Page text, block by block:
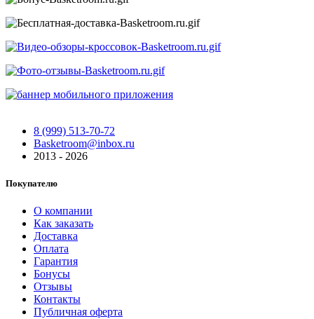
8 (999) 513-70-72
Basketroom@inbox.ru
2013 - 2026
Покупателю
О компании
Как заказать
Доставка
Оплата
Гарантия
Бонусы
Отзывы
Контакты
Публичная оферта